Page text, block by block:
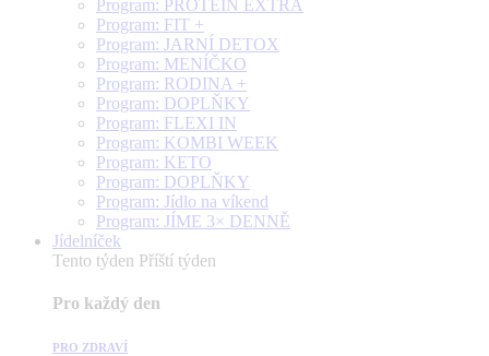
Program: PROTEIN EXTRA
Program: FIT +
Program: JARNÍ DETOX
Program: MENÍČKO
Program: RODINA +
Program: DOPLŇKY
Program: FLEXI IN
Program: KOMBI WEEK
Program: KETO
Program: DOPLŇKY
Program: Jídlo na víkend
Program: JÍME 3× DENNĚ
Jídelníček
Tento týden Příští týden
Pro každý den
PRO ZDRAVÍ